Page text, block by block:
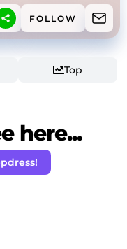
FOLLOW
Top
here...